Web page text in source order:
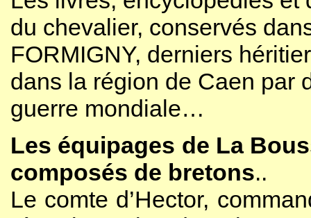
du chevalier, conservés
FORMIGNY, derniers
dans la région de Caen par
guerre mondiale…
Les équipages de La
composés de bretons..
Le comte d’Hector,